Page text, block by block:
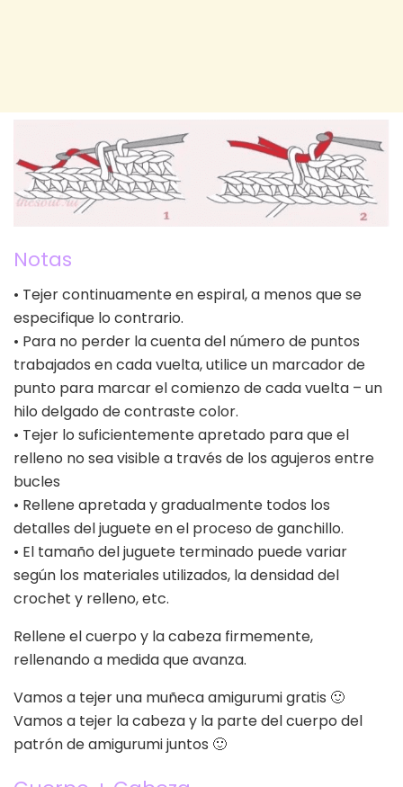
Notas
• Tejer continuamente en espiral, a menos que se
especifique lo contrario.
• Para no perder la cuenta del número de puntos
trabajados en cada vuelta, utilice un marcador de
punto para marcar el comienzo de cada vuelta – un
hilo delgado de contraste color.
• Tejer lo suficientemente apretado para que el
relleno no sea visible a través de los agujeros entre
bucles
• Rellene apretada y gradualmente todos los
detalles del juguete en el proceso de ganchillo.
• El tamaño del juguete terminado puede variar
según los materiales utilizados, la densidad del
crochet y relleno, etc.
Rellene el cuerpo y la cabeza firmemente,
rellenando a medida que avanza.
Vamos a tejer una muñeca amigurumi gratis 🙂
Vamos a tejer la cabeza y la parte del cuerpo del
patrón de amigurumi juntos 🙂